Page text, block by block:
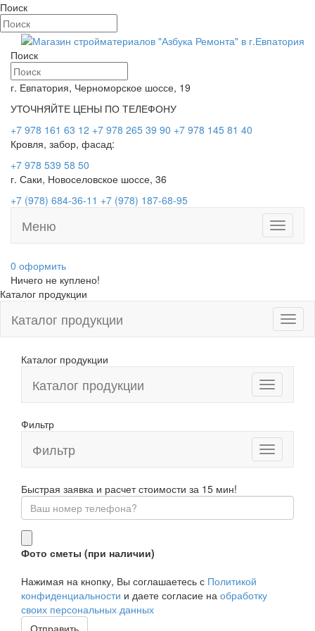
Поиск
Поиск
г. Евпатория, Черноморское шоссе, 19
УТОЧНЯЙТЕ ЦЕНЫ ПО ТЕЛЕФОНУ
+7 978 161 63 12 +7 978 265 39 90 +7 978 145 81 40
Кровля, забор, фасад:
+7 978 539 58 50
г. Саки, Новоселовское шоссе, 36
+7 (978) 684-36-11 +7 (978) 187-68-95
Toggle
Меню
0 оформить
Ничего не куплено!
Каталог продукции
Каталог продукции
Каталог продукции
Каталог продукции
Фильтр
Toggle
navigation
Фильтр
Быстрая заявка и расчет стоимости за 15 мин!
Фото сметы (при наличии)
Нажимая на кнопку, Вы соглашаетесь с Политикой
конфиденциальности и даете согласие на обработку
своих персональных данных